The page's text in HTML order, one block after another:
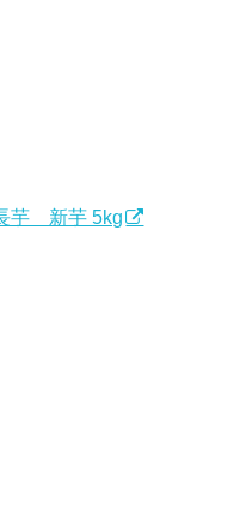
芋 新芋 5kg